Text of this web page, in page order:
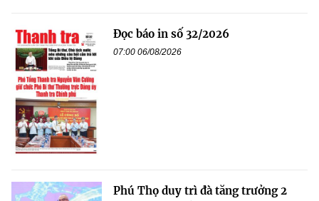
Đọc báo in số 32/2026
07:00 06/08/2026
Phú Thọ duy trì đà tăng trưởng 2